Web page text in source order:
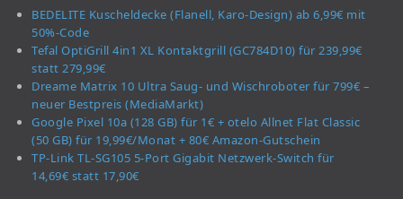
BEDELITE Kuscheldecke (Flanell, Karo-Design) ab 6,99€ mit
50%-Code
Tefal OptiGrill 4in1 XL Kontaktgrill (GC784D10) für 239,99€
statt 279,99€
Dreame Matrix 10 Ultra Saug- und Wischroboter für 799€ –
neuer Bestpreis (MediaMarkt)
Google Pixel 10a (128 GB) für 1€ + otelo Allnet Flat Classic
(50 GB) für 19,99€/Monat + 80€ Amazon-Gutschein
TP-Link TL-SG105 5-Port Gigabit Netzwerk-Switch für
14,69€ statt 17,90€